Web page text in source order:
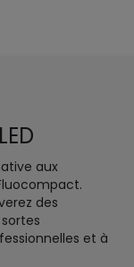
aux
des
et à